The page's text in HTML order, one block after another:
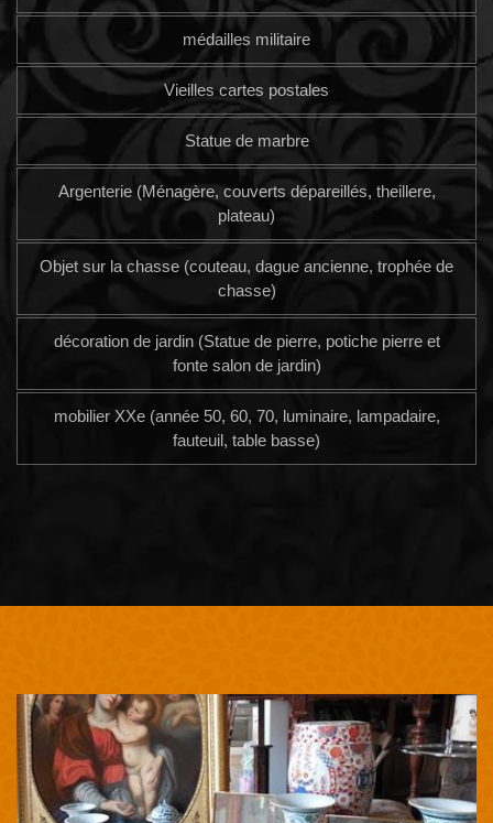
médailles militaire
Vieilles cartes postales
Statue de marbre
Argenterie (Ménagère, couverts dépareillés, theillere,
plateau)
Objet sur la chasse (couteau, dague ancienne, trophée de
chasse)
décoration de jardin (Statue de pierre, potiche pierre et
fonte salon de jardin)
mobilier XXe (année 50, 60, 70, luminaire, lampadaire,
fauteuil, table basse)